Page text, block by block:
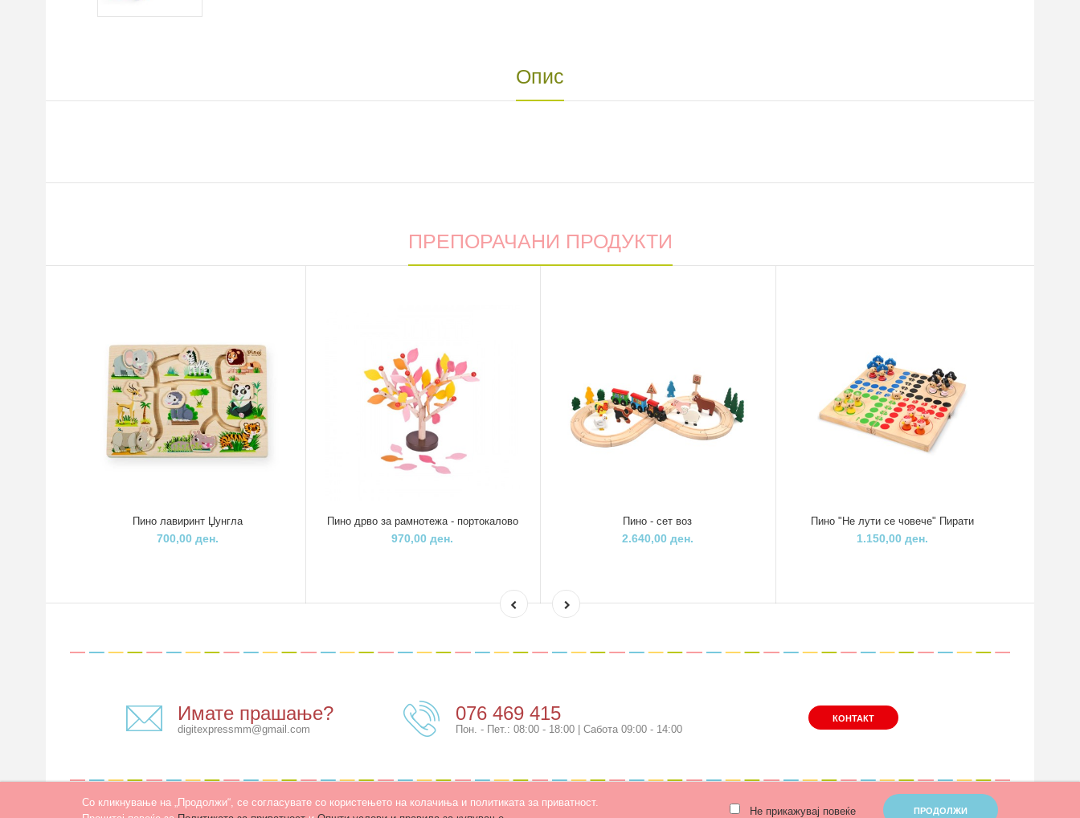
Со кликнување на „Продолжи“, се согласувате со користењето на колачиња и политиката за приватност.
Не прикажувај повеќе ПРОДОЛЖИ
Опис
ПРЕПОРАЧАНИ ПРОДУКТИ
Пино лавиринт Џунгла
700,00 ден.
Пино дрво за рамнотежа - портокалово
970,00 ден.
Пино - сет воз
2.640,00 ден.
Пино "Не лути се човече" Пирати
1.150,00 ден.
Имате прашање?
digitexpressmm@gmail.com
076 469 415
Пон. - Пет.: 08:00 - 18:00 | Сабота 09:00 - 14:00
КОНТАКТ
Developed by PROCESS IN . Hosted by INHOST